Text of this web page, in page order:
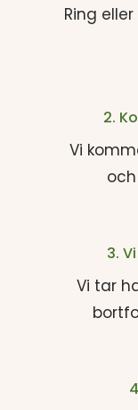
Ring
2.
Vi
3.
Vi tar